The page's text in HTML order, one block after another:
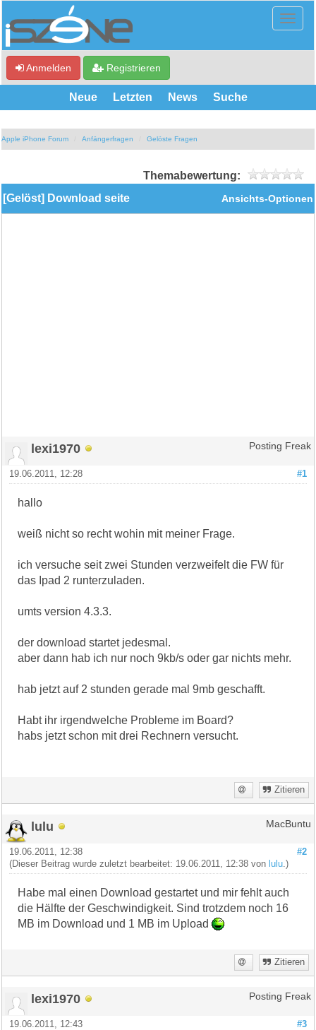
Anmelden Registrieren
Neue Letzten News Suche
Apple iPhone Forum Anfängerfragen Gelöste Fragen
Themabewertung:
Ansichts-Optionen
[Gelöst] Download seite
lexi1970 Posting Freak
#1
19.06.2011, 12:28
hallo
weiß nicht so recht wohin mit meiner Frage.
ich versuche seit zwei Stunden verzweifelt die FW für
das Ipad 2 runterzuladen.
umts version 4.3.3.
der download startet jedesmal.
aber dann hab ich nur noch 9kb/s oder gar nichts mehr.
hab jetzt auf 2 stunden gerade mal 9mb geschafft.
Habt ihr irgendwelche Probleme im Board?
habs jetzt schon mit drei Rechnern versucht.
Zitieren
lulu MacBuntu
#2
19.06.2011, 12:38
(Dieser Beitrag wurde zuletzt bearbeitet: 19.06.2011, 12:38 von lulu .)
Habe mal einen Download gestartet und mir fehlt auch
die Hälfte der Geschwindigkeit. Sind trotzdem noch 16
MB im Download und 1 MB im Upload
Zitieren
lexi1970 Posting Freak
#3
19.06.2011, 12:43